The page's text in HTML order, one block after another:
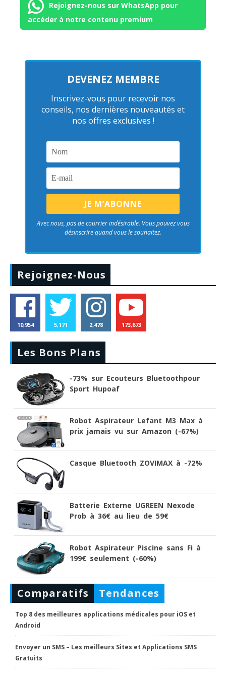
Rejoignez-nous sur WhatsApp pour
accéder à notre contenu premium
DEVENEZ MEMBRE
Inscrivez-vous pour recevoir nos
conseils, nos dernières nouveautés et
nos offres exclusives !
Avec nous, pas de courrier indésirable. Vous pouvez vous
désinscrire quand vous le souhaitez.
Rejoignez-Nous
10,954 5,171 2,478 173,673
Les Bons Plans
-73% sur Ecouteurs Bluetoothpour
Sport Hupoaf
Robot Aspirateur Lefant M3 Max à
prix jamais vu sur Amazon (-67%)
Casque Bluetooth ZOVIMAX à -72%
Batterie Externe UGREEN Nexode
Prob à 36€ au lieu de 59€
Robot Aspirateur Piscine sans Fi à
199€ seulement (-60%)
Comparatifs Tendances
Top 8 des meilleures applications médicales pour iOS et
Android
Envoyer un SMS – Les meilleurs Sites et Applications SMS
Gratuits